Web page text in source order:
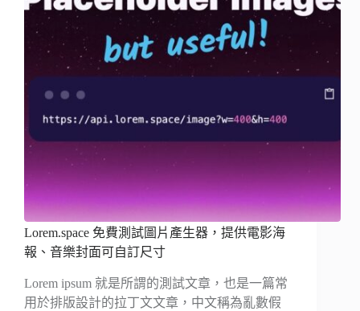
Lorem.space 免費測試圖片產生器，提供電影海
報、音樂封面可自訂尺寸
Lorem ipsum 就是所謂的測試文章，也是一篇常
用於排版設計的拉丁文文章，中文稱為亂數假